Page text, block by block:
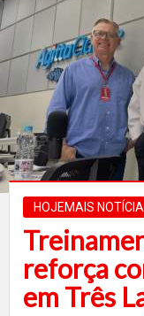
HOJEMAIS NOTÍCIA
reforça
em Três